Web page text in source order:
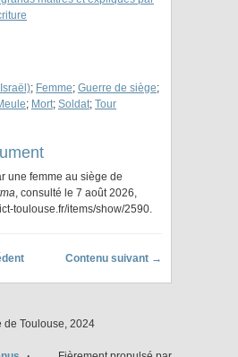
; Femme; Guerre de siège;
; Mort; Soldat; Tour
une femme au siège de
, consulté le 7 août 2026,
toulouse.fr/items/show/2590.
Contenu suivant →
Toulouse, 2024